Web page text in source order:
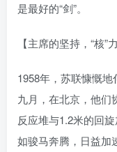
是最好的“剑”。
【主席的坚持，“核”
1958年，苏联慷慨
九月，在北京，他们
反应堆与1.2米的回
如骏马奔腾，日益加